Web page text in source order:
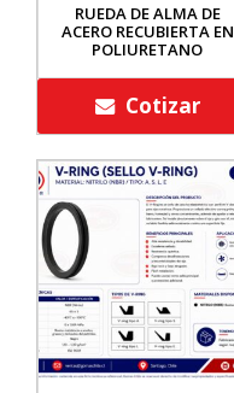
RUEDA DE ALMA DE
ACERO RECUBIERTA EN
POLIURETANO
Cotizar